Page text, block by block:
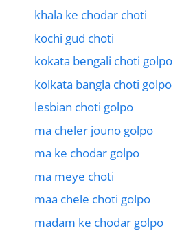
khala ke chodar choti
kochi gud choti
kokata bengali choti golpo
kolkata bangla choti golpo
lesbian choti golpo
ma cheler jouno golpo
ma ke chodar golpo
ma meye choti
maa chele choti golpo
madam ke chodar golpo